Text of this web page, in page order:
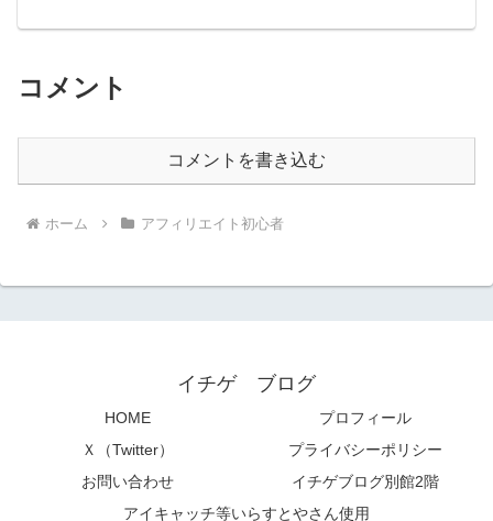
コメント
コメントを書き込む
ホーム アフィリエイト初心者
イチゲ ブログ
HOME
プロフィール
Ｘ（Twitter）
プライバシーポリシー
お問い合わせ
イチゲブログ別館2階
アイキャッチ等いらすとやさん使用